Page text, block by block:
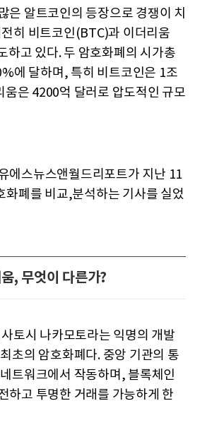
은 알트코인의 등장으로 경쟁이 치
히 비트코인(BTC)과 이더리움
하고 있다. 두 암호화폐의 시가총
에 달하며, 특히 비트코인은 1조
은 4200억 달러로 압도적인 규모
에스뉴스앤월드리포트가 지난 11
화폐를 비교,분석하는 기사를 실었
, 무엇이 다른가?
토시 나카모토라는 익명의 개발
초의 암호화폐다. 중앙 기관의 통
트워크에서 작동하며, 블록체인
하고 투명한 거래를 가능하게 한